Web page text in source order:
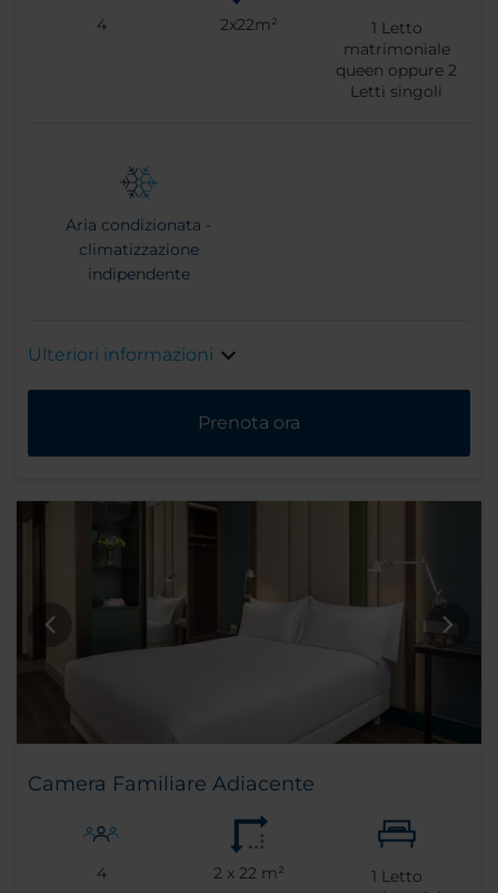
4 2x22m² 1 Letto
matrimoniale
queen oppure2
Letti singoli
Aria condizionata -
climatizzazione
indipendente
Ulteriori informazioni
Prenota ora
Camera Familiare Adiacente
4 2 x 22 m² 1 Letto